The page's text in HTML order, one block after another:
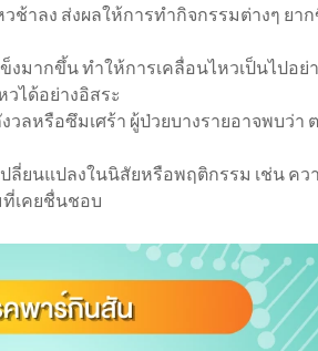
ช้าลง ส่งผลให้การทำกิจกรรมต่างๆ ยาก
งมากขึ้น ทำให้การเคลื่อนไหวเป็นไปอย่
วได้อย่างอิสระ
วลหรือซึมเศร้า ผู้ป่วยบางรายอาจพบว่า
ปลี่ยนแปลงในนิสัยหรือพฤติกรรม เช่น คว
เคยชื่นชอบ